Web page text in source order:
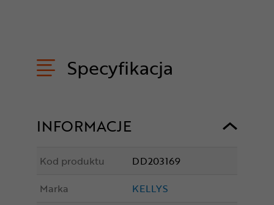
Specyfikacja
INFORMACJE
Kod produktu
DD203169
Marka
KELLYS